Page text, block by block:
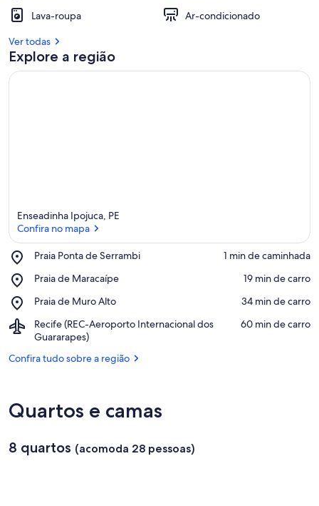
Lava-roupa
Ar-condicionado
Ver todas
Explore a região
Enseadinha Ipojuca, PE
Confira no mapa
Praia Ponta de Serrambi
Place,
Ponta
Serrambi
‪1 min de caminhada‬
Praia de Maracaípe
Place,
de
‪19 min de carro‬
Praia de Muro Alto
Place,
de
Muro
‪34 min de carro‬
Recife (REC-Aeroporto Internacional dos
Guararapes)
Airport,
Recife
Aeroporto
‪60 min de carro‬
Confira tudo sobre a região
Quartos e camas
8 quartos (acomoda 28 pessoas)